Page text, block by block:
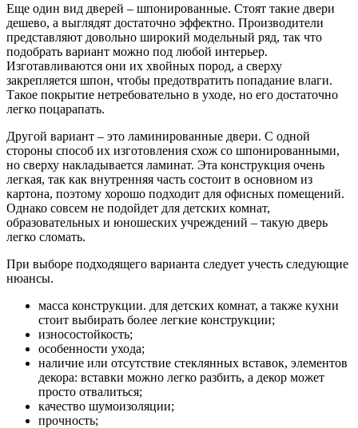
Еще один вид дверей – шпонированные. Стоят такие двери
дешево, а выглядят достаточно эффектно. Производители
представляют довольно широкий модельный ряд, так что
подобрать вариант можно под любой интерьер.
Изготавливаются они их хвойных пород, а сверху
закрепляется шпон, чтобы предотвратить попадание влаги.
Такое покрытие нетребовательно в уходе, но его достаточно
легко поцарапать.
Другой вариант – это ламинированные двери. С одной
стороны способ их изготовления схож со шпонированными,
но сверху накладывается ламинат. Эта конструкция очень
легкая, так как внутренняя часть состоит в основном из
картона, поэтому хорошо подходит для офисных помещений.
Однако совсем не подойдет для детских комнат,
образовательных и юношеских учреждений – такую дверь
легко сломать.
При выборе подходящего варианта следует учесть следующие
нюансы.
масса конструкции. для детских комнат, а также кухни
стоит выбирать более легкие конструкции;
износостойкость;
особенности ухода;
наличие или отсутствие стеклянных вставок, элементов
декора: вставки можно легко разбить, а декор может
просто отвалиться;
качество шумоизоляции;
прочность;